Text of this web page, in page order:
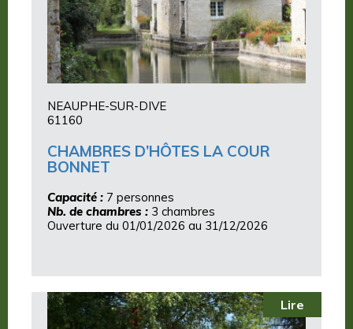
NEAUPHE-SUR-DIVE
61160
CHAMBRES D’HÔTES LA COUR
BONNET
Capacité : 7 personnes
Nb. de chambres : 3 chambres
Ouverture du 01/01/2026 au 31/12/2026
Lire